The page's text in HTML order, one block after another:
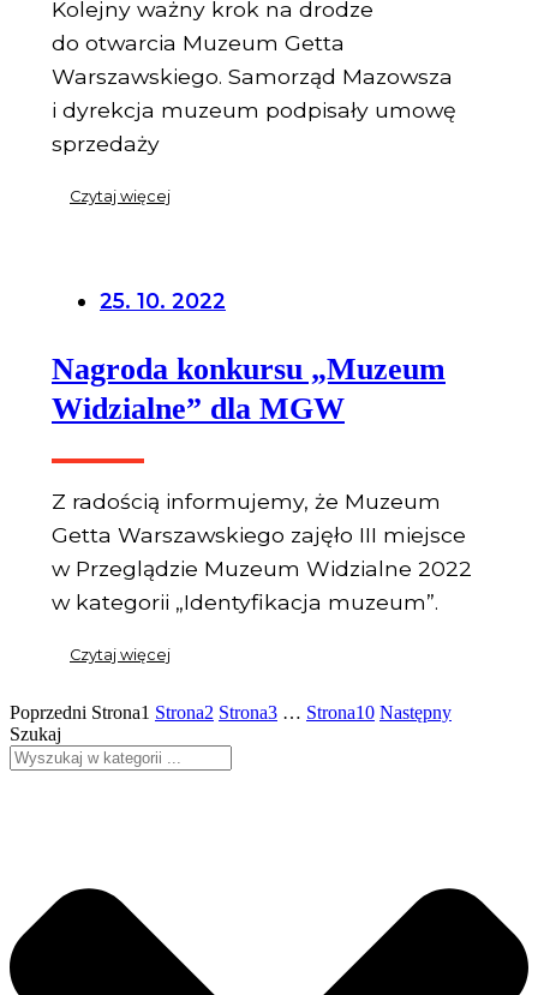
Kolejny ważny krok na drodze
do otwarcia Muzeum Getta
Warszawskiego. Samorząd Mazowsza
i dyrekcja muzeum podpisały umowę
sprzedaży
Czytaj więcej
25. 10. 2022
Nagroda konkursu „Muzeum
Widzialne” dla MGW
Z radością informujemy, że Muzeum
Getta Warszawskiego zajęło III miejsce
w Przeglądzie Muzeum Widzialne 2022
w kategorii „Identyfikacja muzeum”.
Czytaj więcej
Poprzedni Strona1 Strona2 Strona3 … Strona10 Następny
Szukaj